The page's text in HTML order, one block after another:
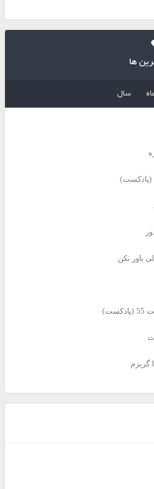
ها
سال
باور نکن
گریزم